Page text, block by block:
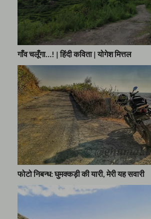
गाँव चलूँगा…! | हिंदी कविता | योगेश मित्तल
फोटो निबन्ध: घुमक्कड़ी की यारी, मेरी यह सवारी